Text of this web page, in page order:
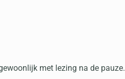
met lezing na de pauze.